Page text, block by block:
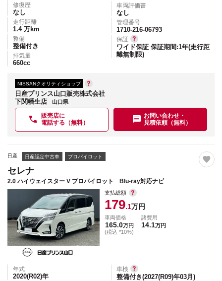
修復歴
なし
走行距離
1.4 万km
整備
整備付き
排気量
660cc
車両評価書
なし
管理番号
1710-216-06793
保証
ワイド保証 保証期間:1年(走行距
離無制限)
NISSANクオリティショップ
日産プリンス山口販売株式会社
下関幡生店
山口県
販売店に
電話する（無料）
お問い合わせ・
見積依頼（無料）
日産 日産認定中古車 プロパイロット
セレナ
2.0 ハイウェイスター V プロパイロット Blu-ray対応ナビ
支払総額
179.1万円
車両価格
165.0万円
(税込 *10%)
諸費用
14.1万円
年式
2020(R02)年
車検
整備付き(2027(R09)年03月)